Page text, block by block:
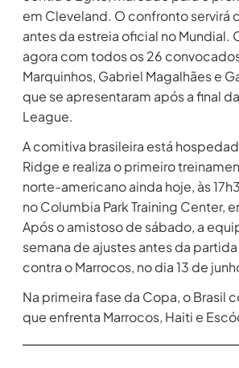
em Cleveland. O confronto servirá
antes da estreia oficial no Mundial.
agora com todos os 26
Marquinhos, Gabriel Magalhães e
que se apresentaram após a final
League.
A comitiva brasileira está
Ridge e realiza o primeiro
norte-americano ainda hoje, às
no Columbia Park Training Center,
Após o amistoso de sábado, a
semana de ajustes antes da
contra o Marrocos, no dia 13 de
Na primeira fase da Copa, o Brasil
que enfrenta Marrocos, Haiti e